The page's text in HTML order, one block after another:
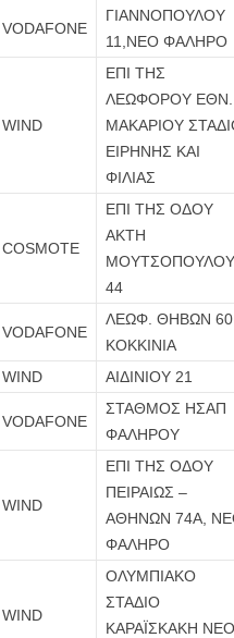
VODAFONE
ΓΙΑΝΝΟΠΟΥΛΟΥ
11,ΝΕΟ ΦΑΛΗΡΟ
WIND
ΕΠΙ ΤΗΣ
ΛΕΩΦΟΡΟΥ ΕΘΝ.
ΜΑΚΑΡΙΟΥ
ΕΙΡΗΝΗΣ ΚΑΙ
ΦΙΛΙΑΣ
COSMOTE
ΕΠΙ ΤΗΣ ΟΔΟΥ
ΑΚΤΗ
ΜΟΥΤΣΟΠΟΥΛΟΥ
44
VODAFONE
ΛΕΩΦ. ΘΗΒΩΝ 60
ΚΟΚΚΙΝΙΑ
WIND ΑΙΔΙΝΙΟΥ 21
VODAFONE
ΣΤΑΘΜΟΣ ΗΣΑΠ
ΦΑΛΗΡΟΥ
WIND
ΕΠΙ ΤΗΣ ΟΔΟΥ
ΠΕΙΡΑΙΩΣ –
ΑΘΗΝΩΝ 74Α,
ΦΑΛΗΡΟ
WIND
ΟΛΥΜΠΙΑΚΟ
ΣΤΑΔΙΟ
ΚΑΡΑΪΣΚΑΚΗ ΝΕΟ